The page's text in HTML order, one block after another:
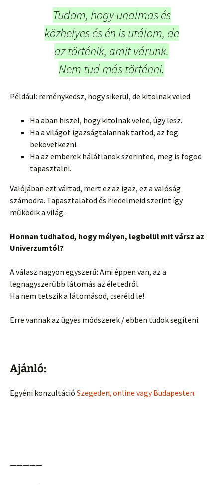
Tudom, hogy unalmas és
közhelyes és én is utálom, de
az történik, amit várunk.
Nem tud más történni.
Például: reménykedsz, hogy sikerül, de kitolnak veled.
Ha aban hiszel, hogy kitolnak veled, úgy lesz.
Ha a világot igazságtalannak tartod, az fog
bekövetkezni.
Ha az emberek hálátlanok szerinted, meg is fogod
tapasztalni.
Valójában ezt vártad, mert ez az igaz, ez a valóság
számodra. Tapasztalatod és hiedelmeid szerint így
működik a világ.
Honnan tudhatod, hogy mélyen, legbelül mit vársz az
Univerzumtól?
A válasz nagyon egyszerű: Ami éppen van, az a
legnagyszerűbb látomás az életedről.
Ha nem tetszik a látomásod, cseréld le!
Erre vannak az ügyes módszerek / ebben tudok segíteni.
Ajánló:
Egyéni konzultáció Szegeden, online vagy Budapesten.
—————